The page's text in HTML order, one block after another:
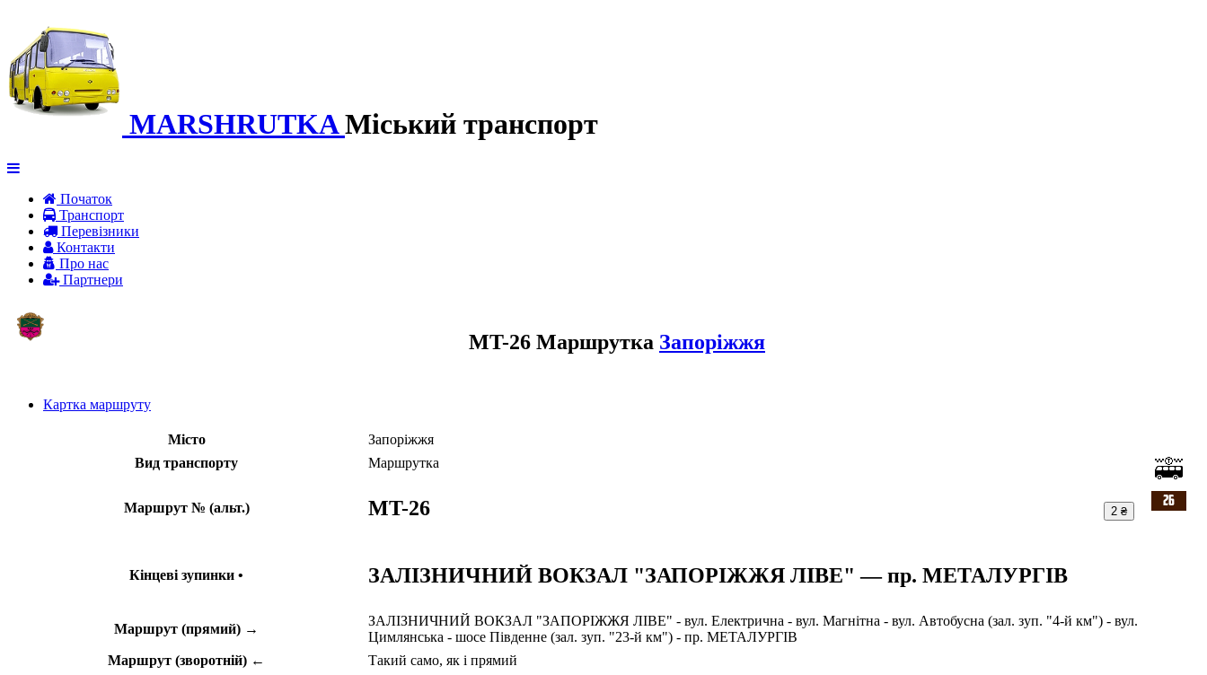
MARSHRUTKA Міський транспорт
Початок
Транспорт
Перевiзники
Контакти
Про нас
Партнери
MT-26 Маршрутка Запоріжжя
Картка маршруту
Місто
Запоріжжя
Вид транспорту
Маршрутка
Маршрут № (альт.) MT-26 2 ₴
Кінцеві зупинки • ЗАЛІЗНИЧНИЙ ВОКЗАЛ "ЗАПОРІЖЖЯ ЛІВЕ" — пр. МЕТАЛУРГІВ
Маршрут (прямий) →
ЗАЛІЗНИЧНИЙ ВОКЗАЛ "ЗАПОРІЖЖЯ ЛІВЕ" - вул. Електрична - вул. Магнітна - вул. Автобусна (зал. зуп. "4-й км") - вул.
Цимлянська - шосе Південне (зал. зуп. "23-й км") - пр. МЕТАЛУРГІВ
Маршрут (зворотній) ←
Такий само, як і прямий